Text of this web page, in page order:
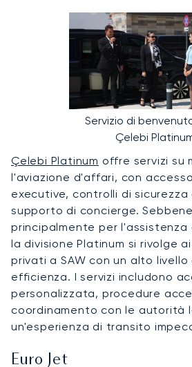
Servizio di
Çelebi
Çelebi Platinum offre servizi su
l'aviazione d'affari, con
executive, controlli di
supporto di concierge.
principalmente per l'assistenza
la divisione Platinum si rivolge
privati a SAW con un alto
efficienza. I servizi includono
personalizzata, procedure
coordinamento con le autorità
un'esperienza di transito
Euro Jet